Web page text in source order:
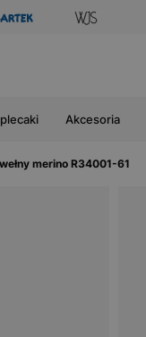
Akcesoria
merino R34001-61